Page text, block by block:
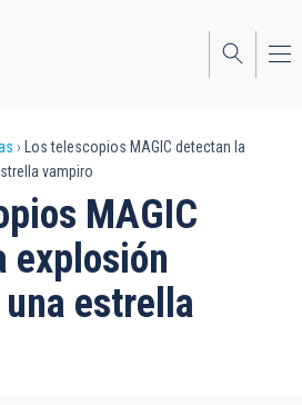
Los telescopios MAGIC detectan la
vampiro
MAGIC
explosión
estrella